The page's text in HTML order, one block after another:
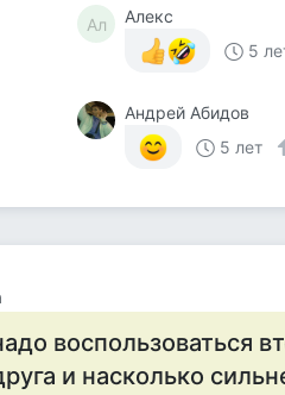
Ал
Алекс
5
Андрей Абидов
5 лет
воспользоваться
и насколько